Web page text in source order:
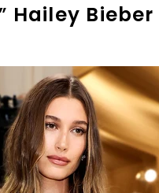
Hailey Bieber